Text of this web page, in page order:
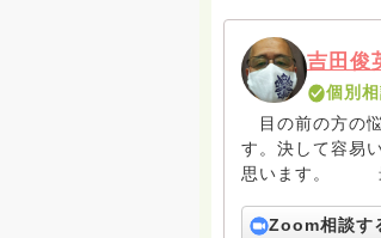
吉田俊
個別
目の前の方の
す。決して容易
思います。 最
Zoom相談す